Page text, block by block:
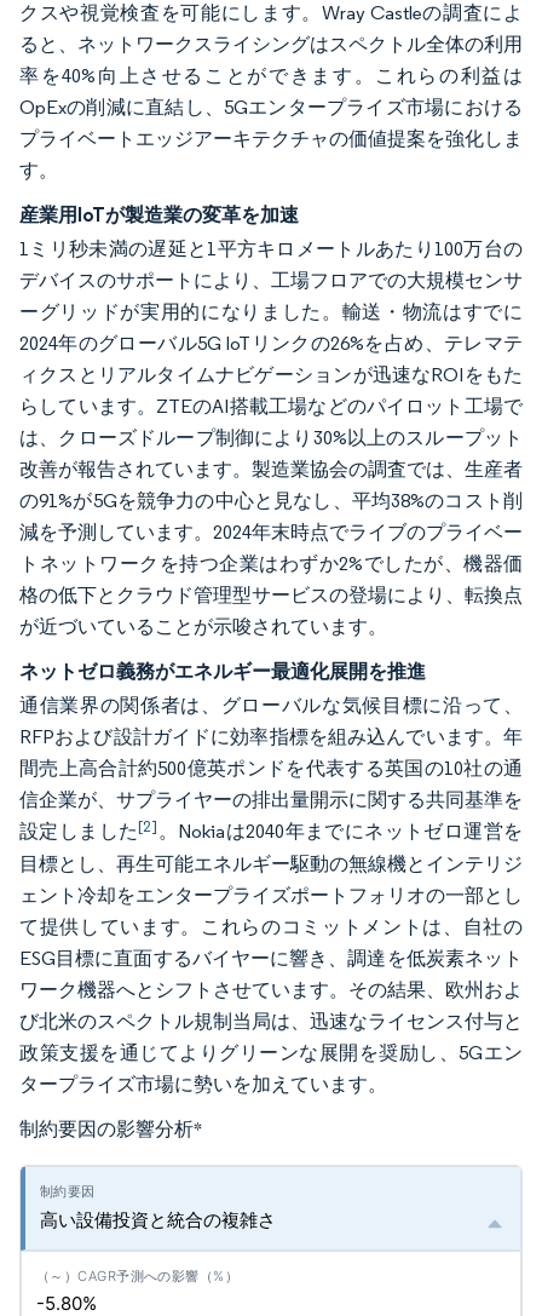
クスや視覚検査を可能にします。Wray Castleの調査によ
ると、ネットワークスライシングはスペクトル全体の利用
率を40%向上させることができます。これらの利益は
OpExの削減に直結し、5Gエンタープライズ市場における
プライベートエッジアーキテクチャの価値提案を強化しま
す。
産業用IoTが製造業の変革を加速
1ミリ秒未満の遅延と1平方キロメートルあたり100万台の
デバイスのサポートにより、工場フロアでの大規模センサ
ーグリッドが実用的になりました。輸送・物流はすでに
2024年のグローバル5G IoTリンクの26%を占め、テレマテ
ィクスとリアルタイムナビゲーションが迅速なROIをもた
らしています。ZTEのAI搭載工場などのパイロット工場で
は、クローズドループ制御により30%以上のスループット
改善が報告されています。製造業協会の調査では、生産者
の91%が5Gを競争力の中心と見なし、平均38%のコスト削
減を予測しています。2024年末時点でライブのプライベー
トネットワークを持つ企業はわずか2%でしたが、機器価
格の低下とクラウド管理型サービスの登場により、転換点
が近づいていることが示唆されています。
ネットゼロ義務がエネルギー最適化展開を推進
通信業界の関係者は、グローバルな気候目標に沿って、
RFPおよび設計ガイドに効率指標を組み込んでいます。年
間売上高合計約500億英ポンドを代表する英国の10社の通
信企業が、サプライヤーの排出量開示に関する共同基準を
設定しました[2]。Nokiaは2040年までにネットゼロ運営を
目標とし、再生可能エネルギー駆動の無線機とインテリジ
ェント冷却をエンタープライズポートフォリオの一部とし
て提供しています。これらのコミットメントは、自社の
ESG目標に直面するバイヤーに響き、調達を低炭素ネット
ワーク機器へとシフトさせています。その結果、欧州およ
び北米のスペクトル規制当局は、迅速なライセンス付与と
政策支援を通じてよりグリーンな展開を奨励し、5Gエン
タープライズ市場に勢いを加えています。
制約要因の影響分析*
高い設備投資と統合の複雑さ
-5.80%